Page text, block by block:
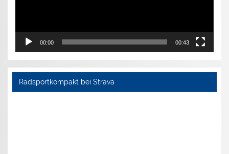
00:00 00:43
Radsportkompakt bei Strava